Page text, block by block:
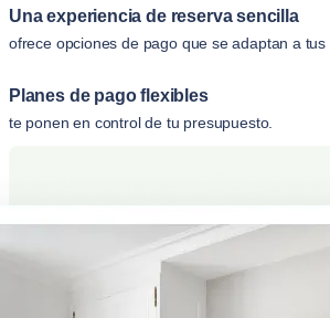
Una experiencia de reserva sencilla
ofrece opciones de pago que se adaptan a tus
Planes de pago flexibles
te ponen en control de tu presupuesto.